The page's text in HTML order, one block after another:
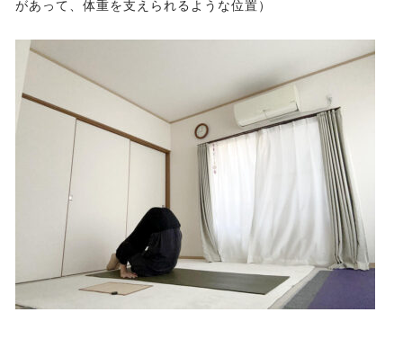
があって、体重を支えられるような位置）